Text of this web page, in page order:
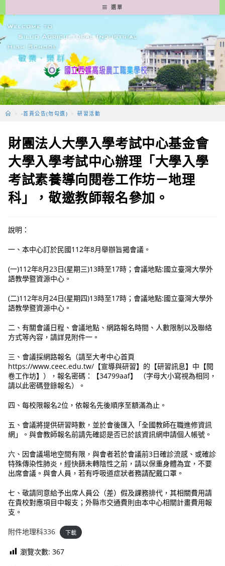
轉
至
要
容
選單
> -首頁公告(勿勾選) > 研習活動
財團法人大學入學考試中心基金會
大學入學考試中心辦理「大學入學
考試素養導向閱卷工作坊－地理
科」，敬邀教師報名參加。
說明：
一、本中心訂於民國112年8月舉辦旨揭會議。
(一)112年8月23日(星期三)13時至17時；會議地點:國立臺灣大學外
語教學暨資源中心。
(二)112年8月24日(星期四)13時至17時；會議地點:國立臺灣大學外
語教學暨資源中心。
二、有關會議日程、會議地點、網路報名時間、人數限制以及聯絡
方式等內容，請詳見附件一。
三、會議採網路報名（請至大考中心首頁
https://www.ceec.edu.tw/【宣導與研習】的【研習訊息】中【閱
卷工作坊】），報名密碼：【34799aaf】 （字母大小寫視為相同，
請以此密碼登錄報名）。
四、每校限報名2位，依報名先後順序至額滿為止。
五、會議將提供研習時數，並於會後匯入「全國教師在職進修資訊
網」。與會教師報名前請先確認是否已於該資訊網申請個人帳號。
六、因會議場地空間有限，與會者若於會議前3日確診流感、或確診
特殊傳染性肺炎，經快篩未轉陰性之前，請以保重身體為宜，不要
出席會議。與會人員，若有呼吸道症狀者務請配戴口罩。
七、敬請同意給予出席人員公（差）假及課務排代，其相關費用請
在貴校對應項目中報支；外縣市交通費則由本中心相關計畫費用報
支。
附件地理科336 下載
瀏覽次數: 367